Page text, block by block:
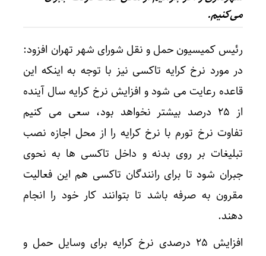
می‌کنیم.
رئیس کمیسیون حمل و نقل شورای شهر تهران افزود:
در مورد نرخ کرایه تاکسی نیز با توجه به اینکه این
قاعده رعایت می شود و افزایش نرخ کرایه سال آینده
از ۲۵ درصد بیشتر نخواهد بود، سعی می کنیم
تفاوت نرخ تورم با نرخ کرایه را از محل اجازه نصب
تبلیغات بر روی بدنه و داخل تاکسی ها به نحوی
جبران شود تا برای رانندگان تاکسی هم این فعالیت
مقرون به صرفه باشد تا بتوانند کار خود را انجام
دهند.
افزایش ۲۵ درصدی نرخ کرایه برای وسایل حمل و